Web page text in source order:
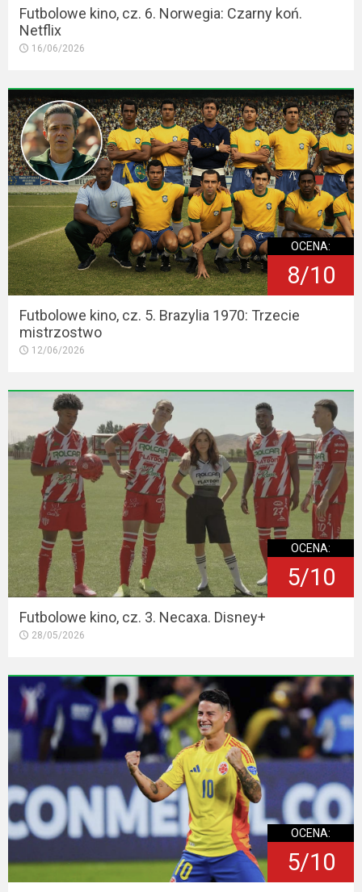
Futbolowe kino, cz. 6. Norwegia: Czarny koń.
Netflix
16/06/2026
OCENA:
8/10
Futbolowe kino, cz. 5. Brazylia 1970: Trzecie
mistrzostwo
12/06/2026
OCENA:
5/10
Futbolowe kino, cz. 3. Necaxa. Disney+
28/05/2026
OCENA:
5/10